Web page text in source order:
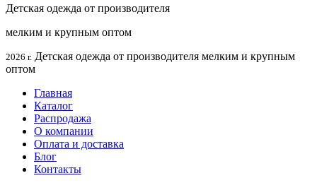
Детская одежда от производителя
мелким и крупным оптом
2026 г. Детская одежда от производителя мелким и крупным
оптом
Главная
Каталог
Распродажа
О компании
Оплата и доставка
Блог
Контакты